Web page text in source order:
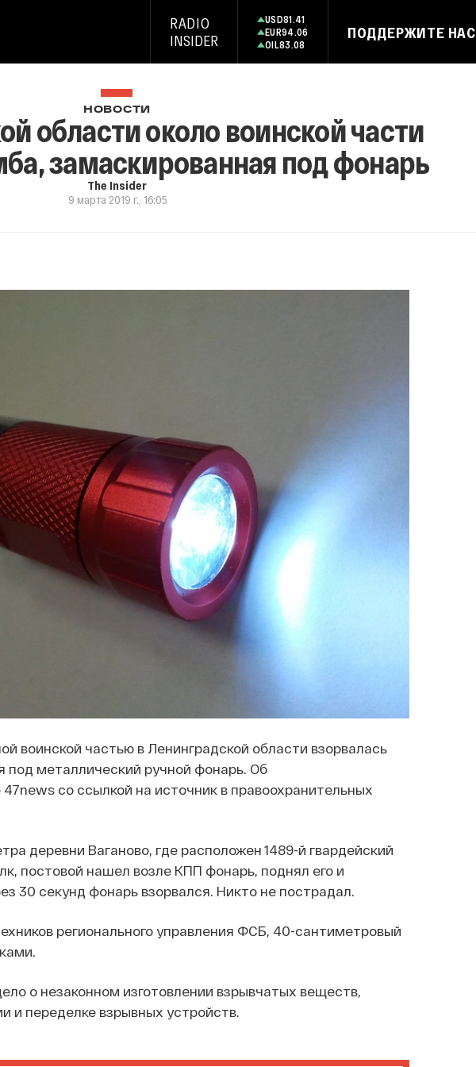
RADIO
INSIDER
USD81.41
EUR94.06
OIL83.08
ПОДДЕРЖИТЕ НАС
НОВОСТИ
области около воинской части
замаскированная под фонарь
The Insider
9 марта 2019 г., 16:05
воинской частью в Ленинградской области взорвалась
под металлический ручной фонарь. Об
47news со ссылкой на источник в правоохранительных
деревни Ваганово, где расположен 1489-й гвардейский
постовой нашел возле КПП фонарь, поднял его и
30 секунд фонарь взорвался. Никто не пострадал.
регионального управления ФСБ, 40-сантиметровый
о незаконном изготовлении взрывчатых веществ,
и переделке взрывных устройств.